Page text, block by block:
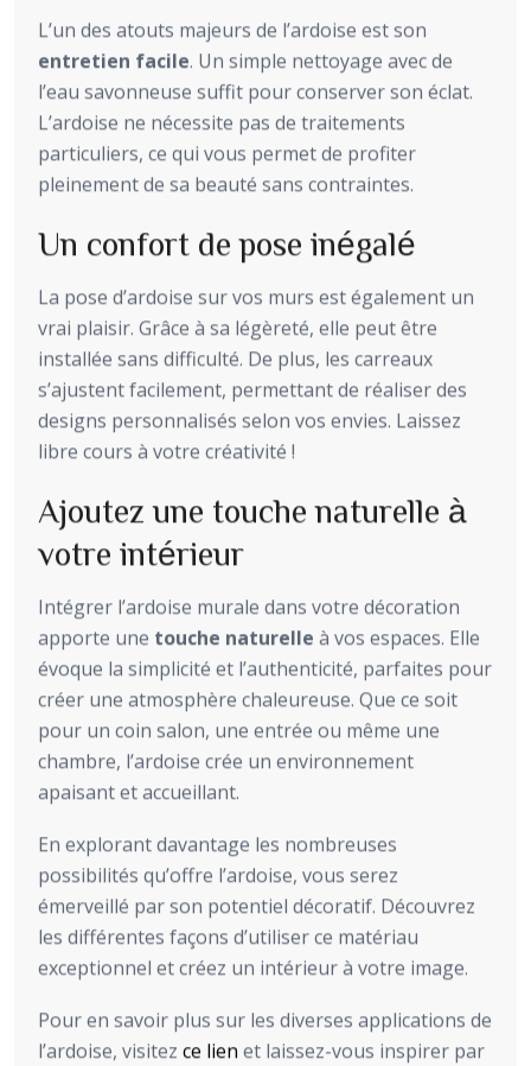
L’un des atouts majeurs de l’ardoise est son
entretien facile. Un simple nettoyage avec de
l’eau savonneuse suffit pour conserver son éclat.
L’ardoise ne nécessite pas de traitements
particuliers, ce qui vous permet de profiter
pleinement de sa beauté sans contraintes.
Un confort de pose inégalé
La pose d’ardoise sur vos murs est également un
vrai plaisir. Grâce à sa légèreté, elle peut être
installée sans difficulté. De plus, les carreaux
s’ajustent facilement, permettant de réaliser des
designs personnalisés selon vos envies. Laissez
libre cours à votre créativité !
Ajoutez une touche naturelle à
votre intérieur
Intégrer l’ardoise murale dans votre décoration
apporte une touche naturelle à vos espaces. Elle
évoque la simplicité et l’authenticité, parfaites pour
créer une atmosphère chaleureuse. Que ce soit
pour un coin salon, une entrée ou même une
chambre, l’ardoise crée un environnement
apaisant et accueillant.
En explorant davantage les nombreuses
possibilités qu’offre l’ardoise, vous serez
émerveillé par son potentiel décoratif. Découvrez
les différentes façons d’utiliser ce matériau
exceptionnel et créez un intérieur à votre image.
Pour en savoir plus sur les diverses applications de
l’ardoise, visitez ce lien et laissez-vous inspirer par